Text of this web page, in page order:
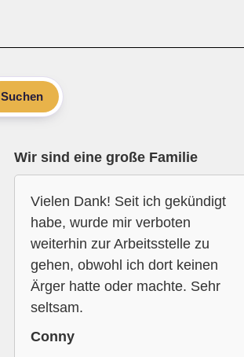
Suchen
Wir sind eine große Familie
Vielen Dank! Seit ich gekündigt
habe, wurde mir verboten
weiterhin zur Arbeitsstelle zu
gehen, obwohl ich dort keinen
Ärger hatte oder machte. Sehr
seltsam.
Conny